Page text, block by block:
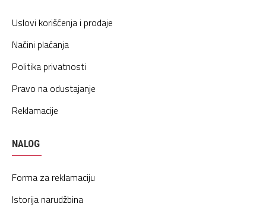
Uslovi korišćenja i prodaje
Načini plaćanja
Politika privatnosti
Pravo na odustajanje
Reklamacije
NALOG
Forma za reklamaciju
Istorija narudžbina